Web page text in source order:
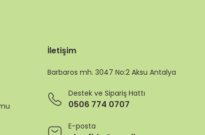
İletişim
Barbaros mh. 3047 No:2 Aksu Antalya
Destek ve Sipariş Hattı
0506 774 0707
E-posta